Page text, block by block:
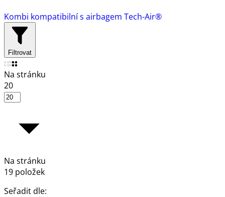
Kombi kompatibilní s airbagem Tech-Air®
Filtrovat
Na stránku
20
Na stránku
19 položek
Seřadit dle: